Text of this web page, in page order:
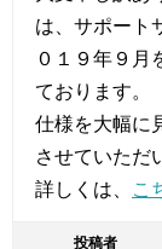
は、サポート
０１９年９月
ております。
仕様を大幅に
させていただ
詳しくは、
こ
投稿者